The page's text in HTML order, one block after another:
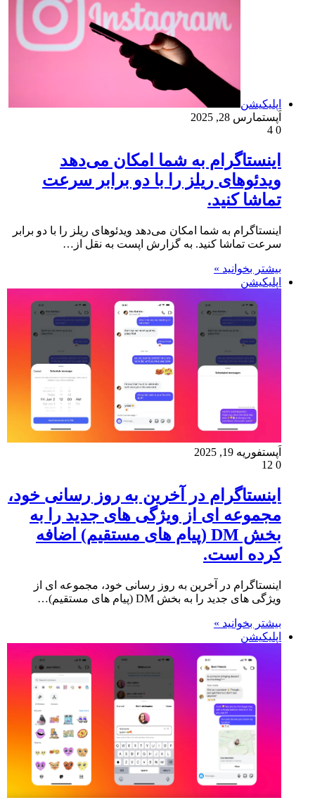
اپلیکیشن
اَپستمارس 28, 2025
0
اینستاگرام به شما امکان می‌دهد
ویدئوهای ریلز را با دو برابر سرعت
تماشا کنید.
اینستاگرام به شما امکان می‌دهد ویدئوهای ریلز را با دو برابر
سرعت تماشا کنید. به گزارش اپست به نقل از…
بیشتر بخوانید »
اپلیکیشن
اَپستفوریه 19, 2025
0
اینستاگرام در آخرین به روز رسانی خود،
مجموعه ای از ویژگی های جدید را به
بخش DM (پیام های مستقیم) اضافه
کرده است.
اینستاگرام در آخرین به روز رسانی خود، مجموعه ای از
ویژگی های جدید را به بخش DM (پیام های مستقیم)…
بیشتر بخوانید »
اپلیکیشن